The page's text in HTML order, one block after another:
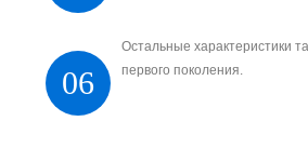
06
Остальные характеристики
первого поколения.